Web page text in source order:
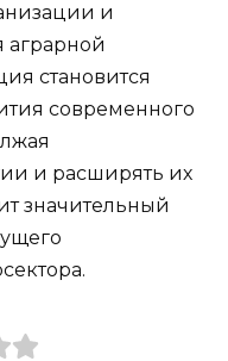
и
становится
современного
и расширять их
значительный